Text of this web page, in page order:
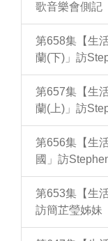
歌音樂會側記
第658集【生
蘭(下)」訪
第657集【生
蘭(上)」訪
第656集【生
國」訪
第653集【生
訪簡芷瑩姊妹